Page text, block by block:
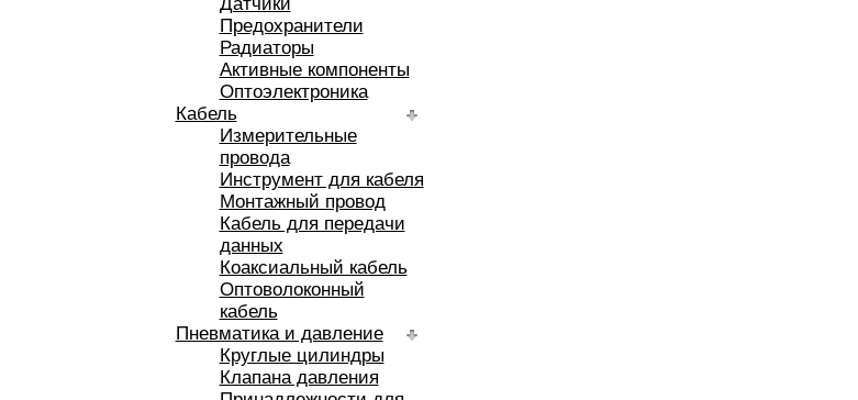
Предохранители
Радиаторы
Активные компоненты
Оптоэлектроника
Кабель
Измерительные
провода
Инструмент для кабеля
Монтажный провод
Кабель для передачи
данных
Коаксиальный кабель
Оптоволоконный
кабель
Пневматика и давление
Круглые цилиндры
Клапана давления